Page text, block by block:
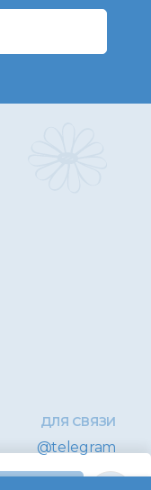
@telegram
ДЛЯ СВЯЗИ